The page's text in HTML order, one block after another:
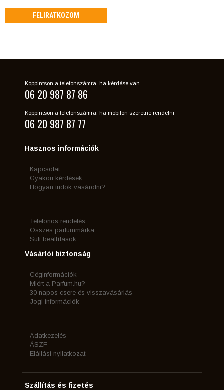
FELIRATKOZOM
Koppintson a telefonszámra, ha kérdése van
06 20 987 87 86
Koppintson a telefonszámra, ha mobilon szeretne rendelni
06 20 987 87 77
Hasznos információk
Kapcsolat
Gyakori kérdések
Hogyan tudok vásárolni?
Telefonos rendelés
Összes parfummárka
Süti beállítások
Vásárlói biztonság
Céginformációk
Miért a Parfum.hu?
30 napos csere és visszavásárlás
Jogi információk
Adatkezelés
ÁSZF
Elállási nyilatkozat
Szállítás és fizetés